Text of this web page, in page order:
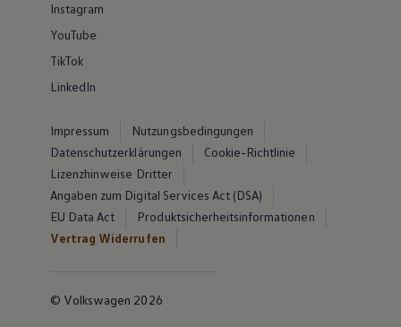
Instagram
YouTube
TikTok
LinkedIn
Impressum
Nutzungsbedingungen
Datenschutzerklärungen
Cookie-Richtlinie
Lizenzhinweise Dritter
Angaben zum Digital Services Act (DSA)
EU Data Act
Produktsicherheitsinformationen
Vertrag Widerrufen
© Volkswagen 2026